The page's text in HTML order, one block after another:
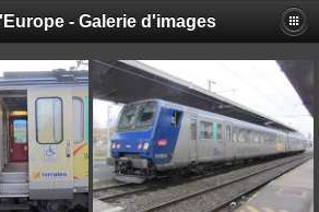
- Galerie d'images